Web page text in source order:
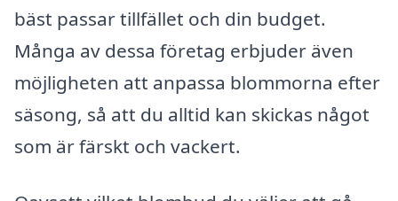
bäst passar tillfället och din budget.
Många av dessa företag erbjuder även
möjligheten att anpassa blommorna efter
säsong, så att du alltid kan skickas något
som är färskt och vackert.